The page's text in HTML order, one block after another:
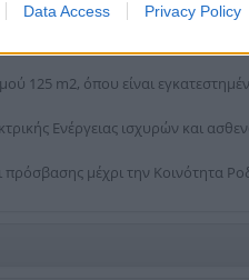
Data Access Privacy Policy
υπάρχει εργαστήριο, χώρος
125 m2, όπου είναι
Ενέργειας ισχυρών και
μέχρι την Κοινότητα